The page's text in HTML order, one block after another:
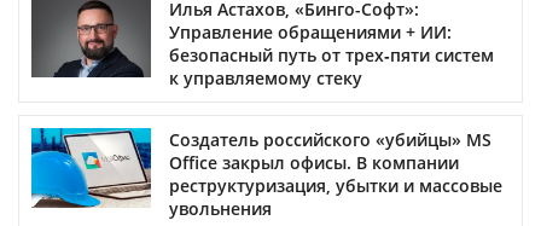
Илья Астахов, «Бинго-Софт»:
Управление обращениями + ИИ:
безопасный путь от трех‑пяти систем
к управляемому стеку
Создатель российского «убийцы» MS
Office закрыл офисы. В компании
реструктуризация, убытки и массовые
увольнения